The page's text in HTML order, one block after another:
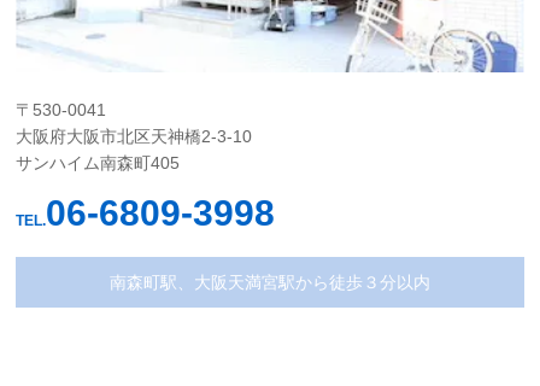
〒530-0041
大阪府大阪市北区天神橋2-3-10
サンハイム南森町405
TEL.06-6809-3998
南森町駅、大阪天満宮駅から徒歩３分以内